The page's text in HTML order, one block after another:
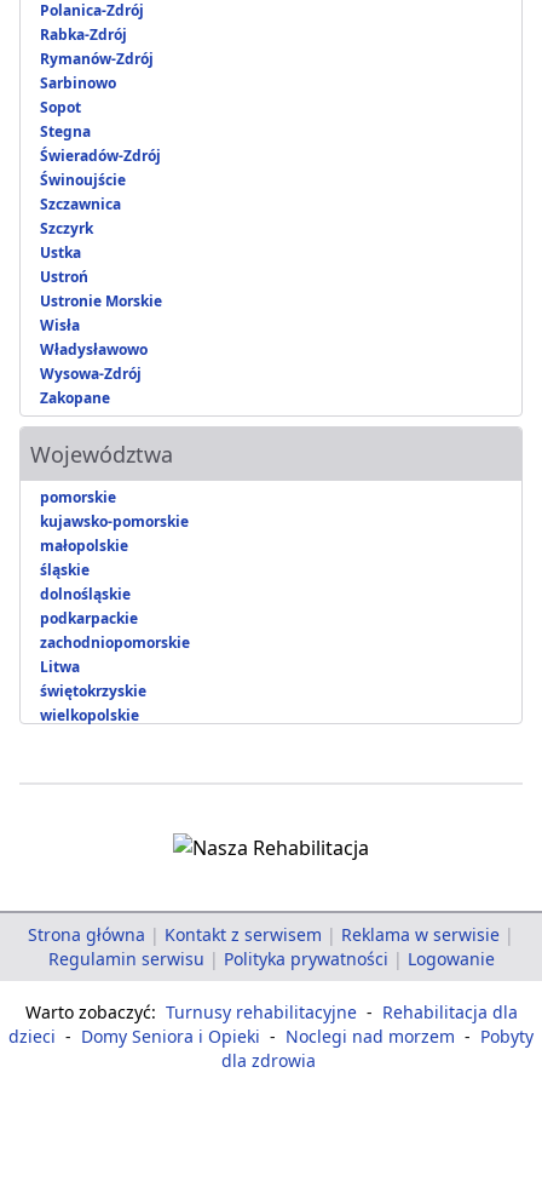
Polanica-Zdrój
Rabka-Zdrój
Rymanów-Zdrój
Sarbinowo
Sopot
Stegna
Świeradów-Zdrój
Świnoujście
Szczawnica
Szczyrk
Ustka
Ustroń
Ustronie Morskie
Wisła
Władysławowo
Wysowa-Zdrój
Zakopane
Województwa
pomorskie
kujawsko-pomorskie
małopolskie
śląskie
dolnośląskie
podkarpackie
zachodniopomorskie
Litwa
świętokrzyskie
wielkopolskie
Strona główna | Kontakt z serwisem | Reklama w serwisie |
Regulamin serwisu | Polityka prywatności | Logowanie
Warto zobaczyć: Turnusy rehabilitacyjne - Rehabilitacja dla
dzieci - Domy Seniora i Opieki - Noclegi nad morzem - Pobyty
dla zdrowia